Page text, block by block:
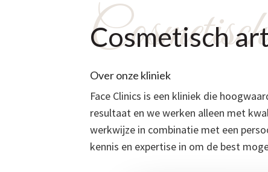
Cosmetisch
Over onze kliniek
Face Clinics is een kliniek die
resultaat en we werken alleen met
werkwijze in combinatie met een
kennis en expertise in om de best